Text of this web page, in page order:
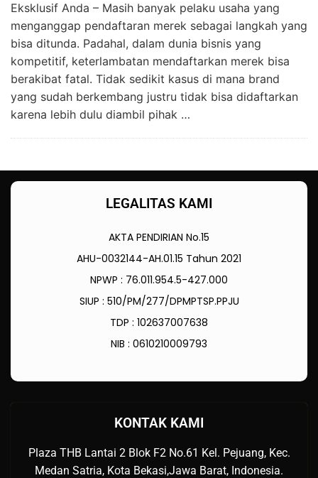
Eksklusif Anda – Masih banyak pelaku usaha yang
menganggap pendaftaran merek sebagai langkah yang
bisa ditunda. Padahal, dalam dunia bisnis yang
kompetitif, keterlambatan mendaftarkan merek bisa
berakibat fatal. Tidak sedikit kasus di mana brand
yang sudah berkembang justru tidak bisa didaftarkan
karena lebih dulu diambil pihak …
LEGALITAS KAMI
AKTA PENDIRIAN No.15
AHU-0032144-AH.01.15 Tahun 2021
NPWP : 76.011.954.5-427.000
SIUP : 510/PM/277/DPMPTSP.PPJU
TDP : 102637007638
NIB : 0610210009793
KONTAK KAMI
Plaza THB Lantai 2 Blok F2 No.61 Kel. Pejuang, Kec.
Medan Satria, Kota Bekasi,Jawa Barat, Indonesia.